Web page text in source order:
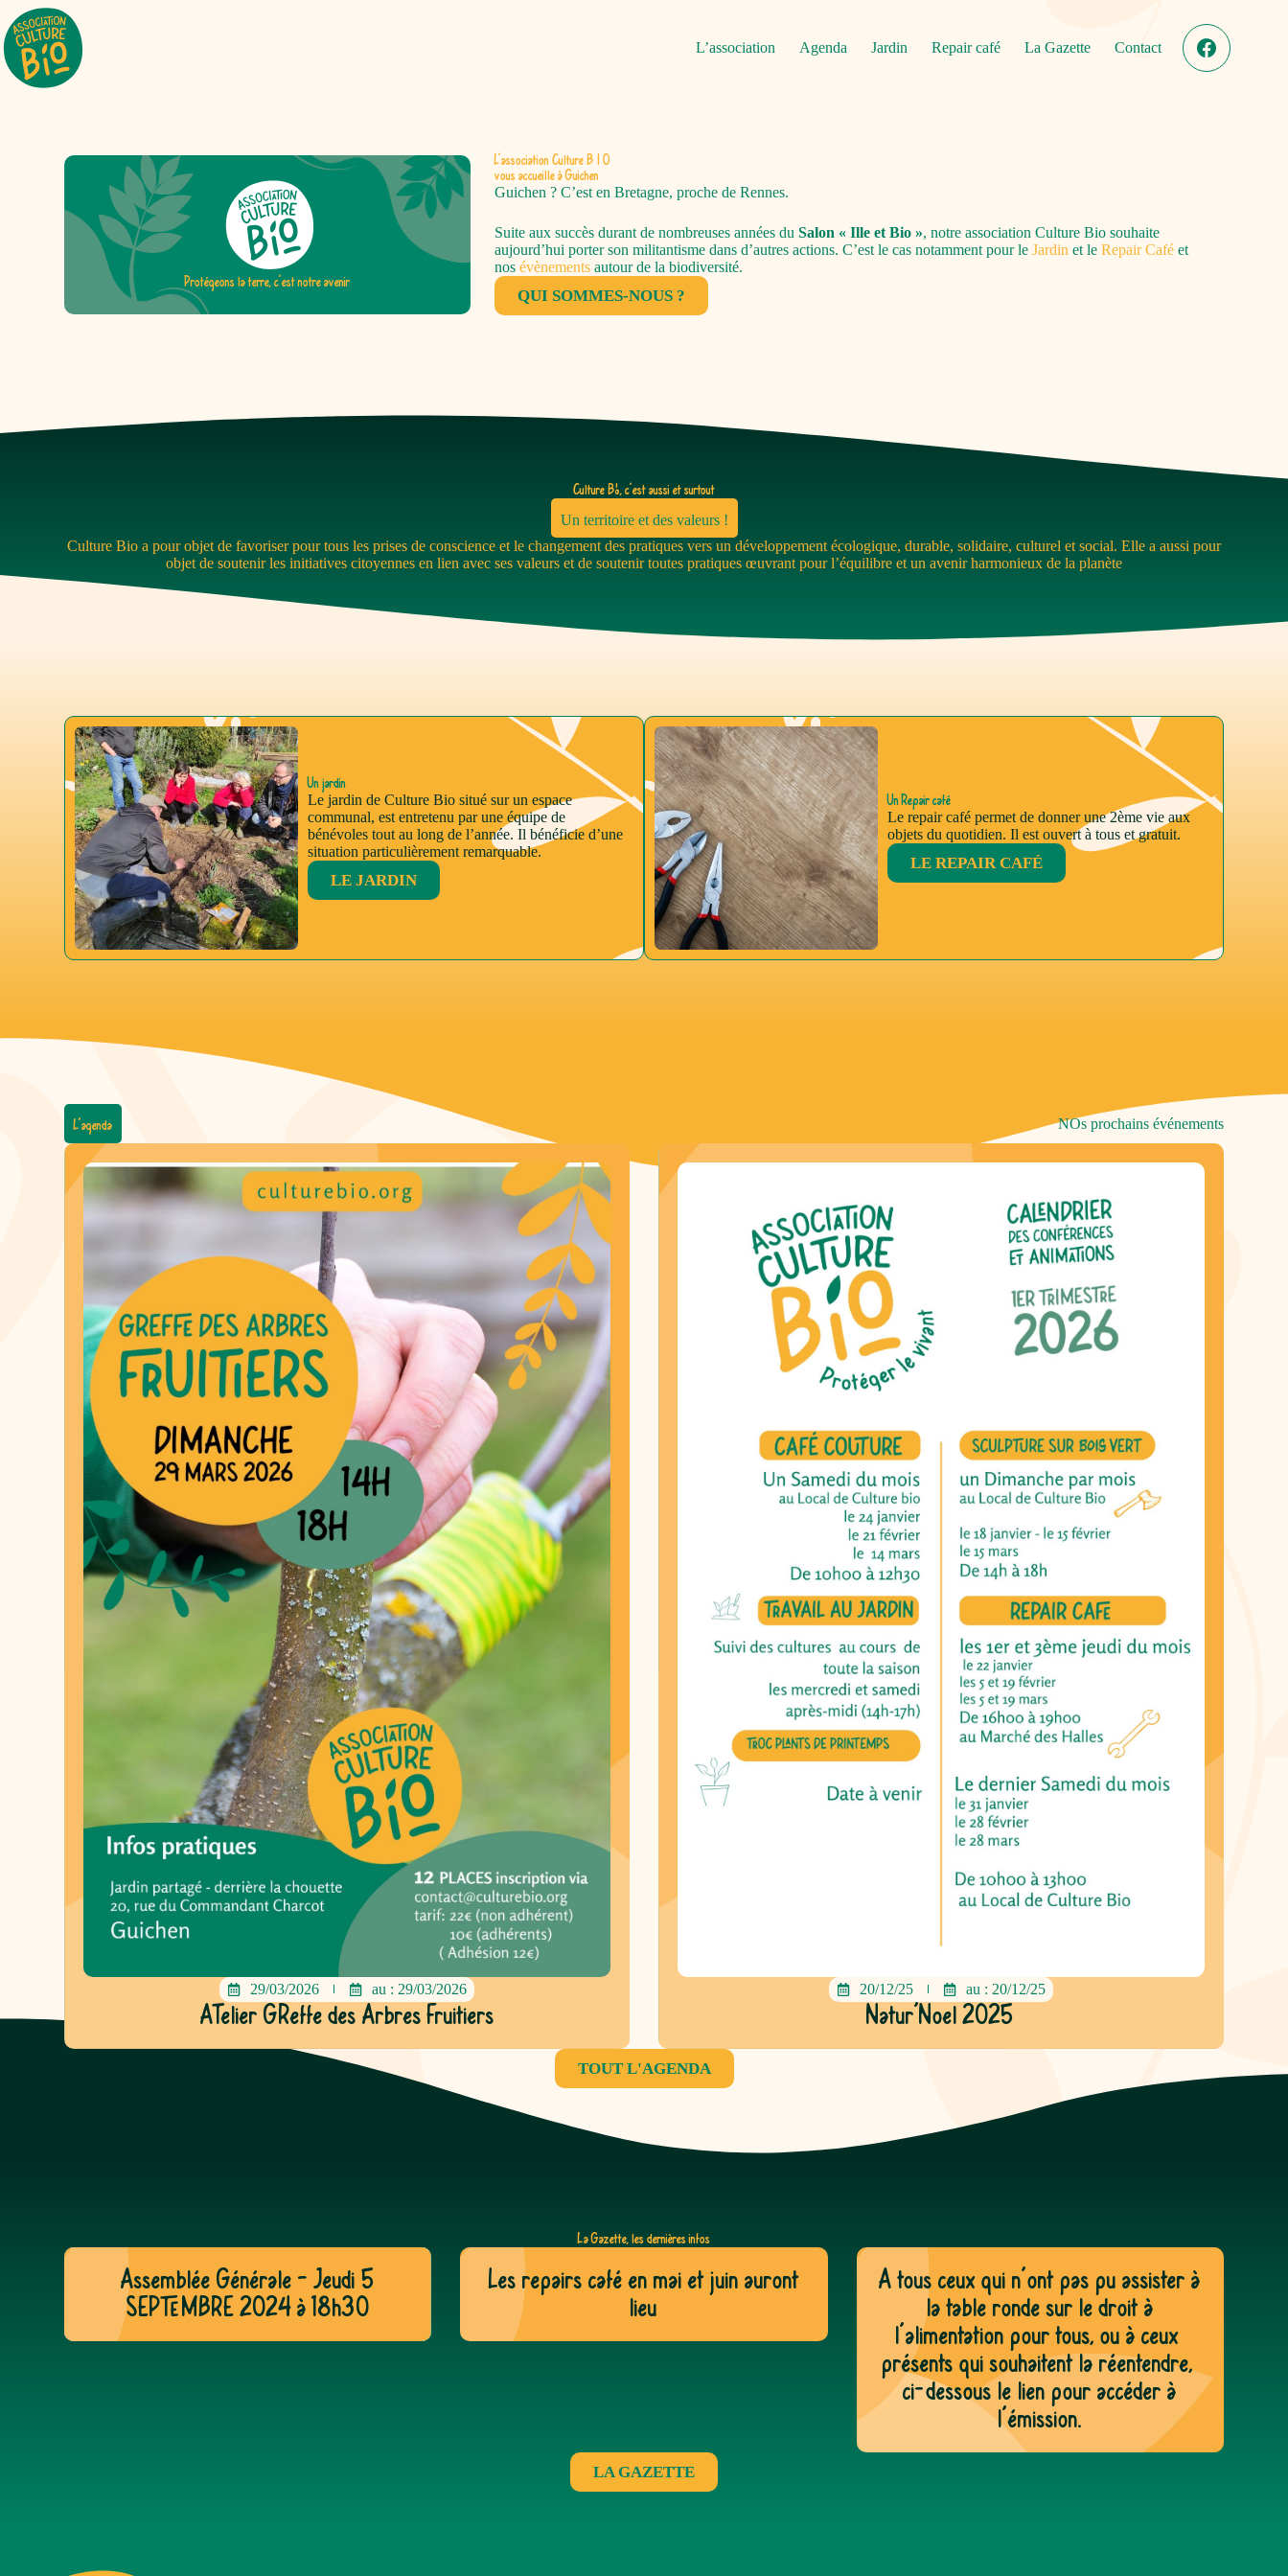
L’association Agenda Jardin Repair café La Gazette Contact
Protégeons la terre, c'est notre avenir
L'association Culture B I O
vous accueille à Guichen
Guichen ? C’est en Bretagne, proche de Rennes.
Suite aux succès durant de nombreuses années du Salon « Ille et Bio », notre association Culture Bio souhaite
aujourd’hui porter son militantisme dans d’autres actions. C’est le cas notamment pour le Jardin et le Repair Caféet
nos évènementsautour de la biodiversité.
QUI SOMMES-NOUS ?
Culture BIO, c'est aussi et surtout
Un territoire et des valeurs !
Culture Bio a pour objet de favoriser pour tous les prises de conscience et le changement des pratiques vers un développement écologique, durable, solidaire, culturel et social. Elle a aussi pour
objet de soutenir les initiatives citoyennes en lien avec ses valeurs et de soutenir toutes pratiques œuvrant pour l’équilibre et un avenir harmonieux de la planète
Un jardin
Le jardin de Culture Bio situé sur un espace
communal, est entretenu par une équipe de
bénévoles tout au long de l’année. Il bénéficie d’une
situation particulièrement remarquable.
LE JARDIN
Un Repair café
Le repair café permet de donner une 2ème vie aux
objets du quotidien. Il est ouvert à tous et gratuit.
LE REPAIR CAFÉ
L’agenda NOs prochains événements
29/03/2026 au : 29/03/2026
ATelier GReffe des Arbres Fruitiers
20/12/25 au : 20/12/25
Natur’Noel 2025
TOUT L'AGENDA
La Gazette, les dernières infos
Assemblée Générale – Jeudi 5
SEPTEMBRE 2024 à 18h30
Les repairs café en mai et juin auront
lieu
A tous ceux qui n’ont pas pu assister à
la table ronde sur le droit à
l’alimentation pour tous, ou à ceux
présents qui souhaitent la réentendre,
ci-dessous le lien pour accéder à
l’émission.
LA GAZETTE